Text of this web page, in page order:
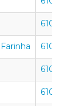
6100-642
6100-769
6100-624
6100-637